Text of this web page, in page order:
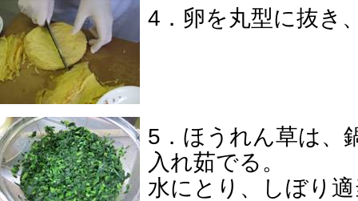
4．卵を丸型に抜き
5．ほうれん草は、
入れ茹でる。
水にとり、しぼり